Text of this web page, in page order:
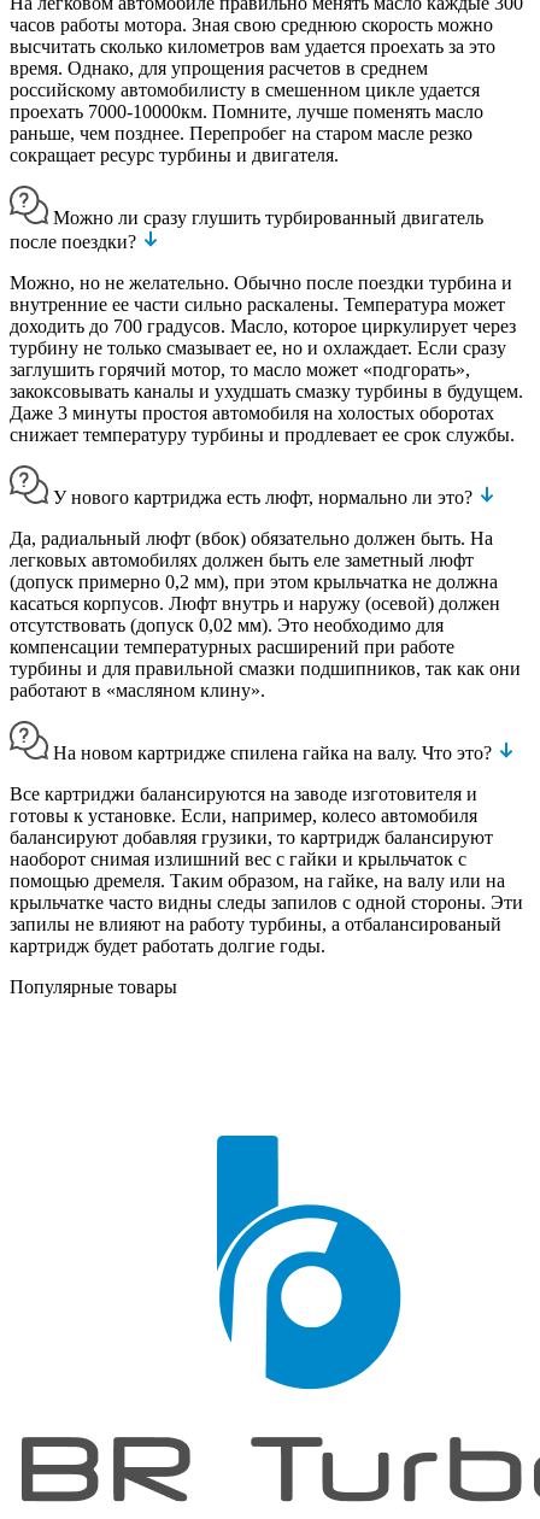
часов работы мотора. Зная свою среднюю скорость можно
высчитать сколько километров вам удается проехать за это
время. Однако, для упрощения расчетов в среднем
российскому автомобилисту в смешенном цикле удается
проехать 7000-10000км. Помните, лучше поменять масло
раньше, чем позднее. Перепробег на старом масле резко
сокращает ресурс турбины и двигателя.
Можно ли сразу глушить турбированный двигатель
после поездки?
Можно, но не желательно. Обычно после поездки турбина и
внутренние ее части сильно раскалены. Температура может
доходить до 700 градусов. Масло, которое циркулирует через
турбину не только смазывает ее, но и охлаждает. Если сразу
заглушить горячий мотор, то масло может «подгорать»,
закоксовывать каналы и ухудшать смазку турбины в будущем.
Даже 3 минуты простоя автомобиля на холостых оборотах
снижает температуру турбины и продлевает ее срок службы.
У нового картриджа есть люфт, нормально ли это?
Да, радиальный люфт (вбок) обязательно должен быть. На
легковых автомобилях должен быть еле заметный люфт
(допуск примерно 0,2 мм), при этом крыльчатка не должна
касаться корпусов. Люфт внутрь и наружу (осевой) должен
отсутствовать (допуск 0,02 мм). Это необходимо для
компенсации температурных расширений при работе
турбины и для правильной смазки подшипников, так как они
работают в «масляном клину».
На новом картридже спилена гайка на валу. Что это?
Все картриджи балансируются на заводе изготовителя и
готовы к установке. Если, например, колесо автомобиля
балансируют добавляя грузики, то картридж балансируют
наоборот снимая излишний вес с гайки и крыльчаток с
помощью дремеля. Таким образом, на гайке, на валу или на
крыльчатке часто видны следы запилов с одной стороны. Эти
запилы не влияют на работу турбины, а отбалансированый
картридж будет работать долгие годы.
Популярные товары